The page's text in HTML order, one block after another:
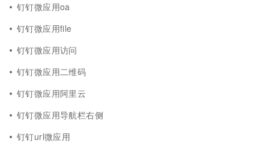
钉钉微应用oa
钉钉微应用file
钉钉微应用访问
钉钉微应用二维码
钉钉微应用阿里云
钉钉微应用导航栏右侧
钉钉url微应用